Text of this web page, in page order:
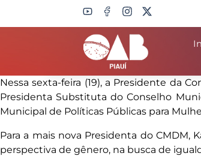
Search
Nessa sexta-feira (19), a Presidente da
Presidenta Substituta do Conselho
Municipal de Políticas Públicas para
Para a mais nova Presidenta do CMDM,
perspectiva de gênero, na busca de